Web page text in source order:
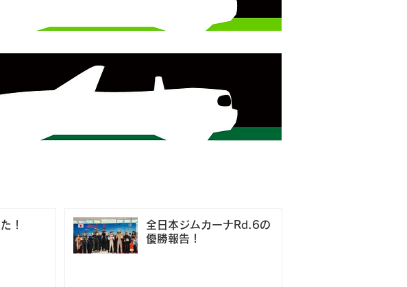
！
全日本ジムカーナRd.6の
優勝報告！